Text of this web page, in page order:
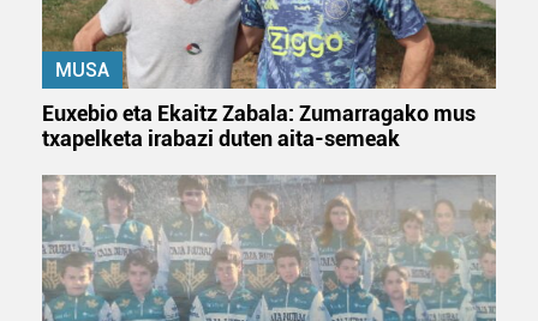
MUSA
Euxebio eta Ekaitz Zabala: Zumarragako mus
txapelketa irabazi duten aita-semeak